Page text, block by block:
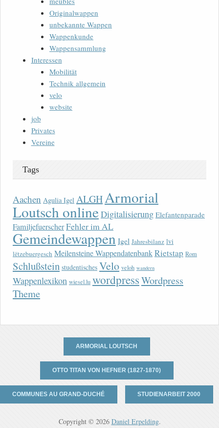
Originalwappen
unbekannte Wappen
Wappenkunde
Wappensammlung
Interessen
Mobilität
Technik allgemein
velo
website
job
Privates
Vereine
Tags
Aachen Agulia Igel ALGHArmorial
Loutsch onlineDigitalisierung Elefantenparade
FamiljefuerscherFehler im AL
Gemeindewappen Igel Jahresbilanz lvi
lëtzebuergesch Meilensteine WappendatenbankRietstap Rom
Schlußstein studentisches Velo veloh wandern
Wappenlexikon wiesel.lu wordpressWordpress
Theme
ARMORIAL LOUTSCH
OTTO TITAN VON HEFNER (1827-1870)
COMMUNES AU GRAND-DUCHÉ STUDIENARBEIT 2000
Copyright © 2026 Daniel Erpelding.